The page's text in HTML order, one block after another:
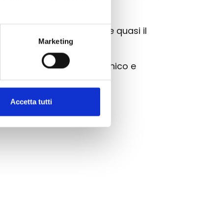
Marketing
Accetta tutti
si distingue per essere quasi il
la cassa in modo organico e